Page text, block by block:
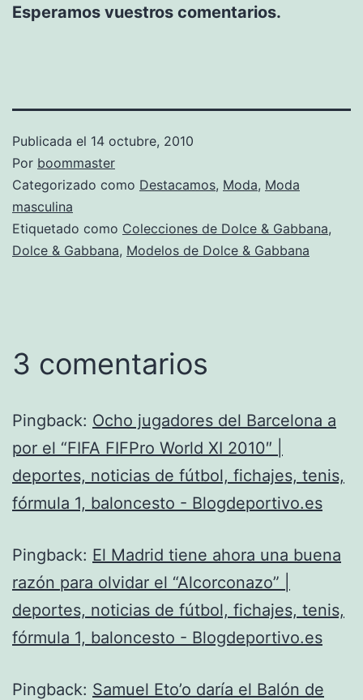
Esperamos vuestros comentarios.
Publicada el 14 octubre, 2010
Por boommaster
Categorizado como Destacamos, Moda, Moda
masculina
Etiquetado como Colecciones de Dolce & Gabbana,
Dolce & Gabbana, Modelos de Dolce & Gabbana
3 comentarios
Pingback: Ocho jugadores del Barcelona a
por el “FIFA FIFPro World XI 2010″ |
deportes, noticias de fútbol, fichajes, tenis,
fórmula 1, baloncesto - Blogdeportivo.es
Pingback: El Madrid tiene ahora una buena
razón para olvidar el “Alcorconazo” |
deportes, noticias de fútbol, fichajes, tenis,
fórmula 1, baloncesto - Blogdeportivo.es
Pingback: Samuel Eto’o daría el Balón de